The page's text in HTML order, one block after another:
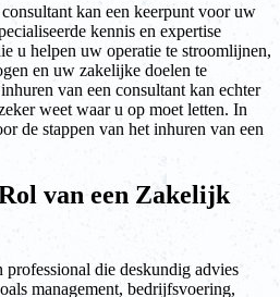
kan een keerpunt voor uw
kennis en expertise
u helpen uw operatie te stroomlijnen,
en uw zakelijke doelen te
van een consultant kan echter
weet waar u op moet letten. In
de stappen van het inhuren van een
van een Zakelijk
die deskundig advies
management, bedrijfsvoering,